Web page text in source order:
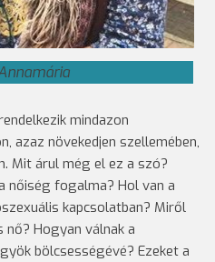
mindazon
azaz növekedjen szellemében,
Mit árul még el ez a szó?
nőiség fogalma? Hol van a
kapcsolatban? Miről
Hogyan válnak a
bölcsességévé? Ezeket a